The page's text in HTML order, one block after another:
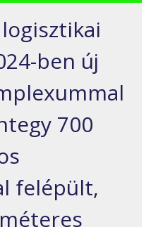
ben új
700
felépült,